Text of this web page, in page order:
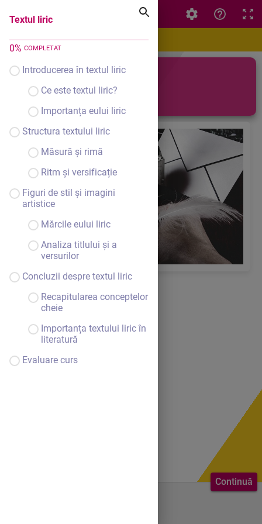
Textul liric
0% COMPLETAT
Introducerea în textul liric
Ce este textul liric?
Importanța eului liric
Structura textului liric
Măsură și rimă
Ritm și versificație
Figuri de stil și imagini
artistice
Mărcile eului liric
Analiza titlului și a
versurilor
Concluzii despre textul liric
Recapitularea conceptelor
cheie
Importanța textului liric în
literatură
Evaluare curs
Continuă
Textul liric
Textul liric